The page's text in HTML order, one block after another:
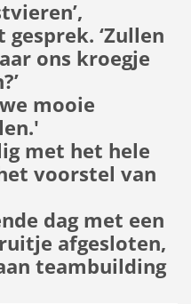
‘Zullen
ons kroegje
mooie
met het hele
voorstel van
dag met een
afgesloten,
teambuilding